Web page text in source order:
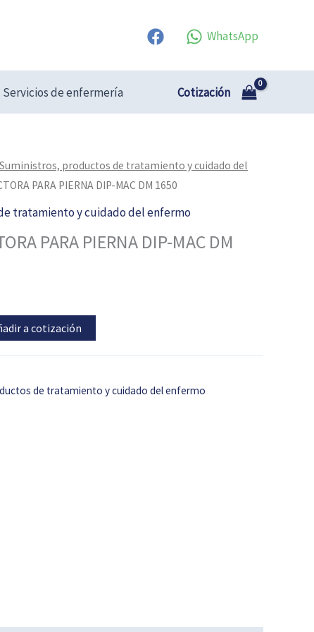
WhatsApp
Servicios de enfermería Cotización
Suministros, productos de tratamiento y cuidado del
PARA PIERNA DIP-MAC DM 1650
tratamiento y cuidado del enfermo
PARA PIERNA DIP-MAC DM
a cotización
de tratamiento y cuidado del enfermo